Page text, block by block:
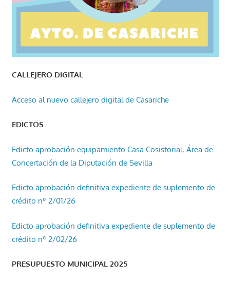
CALLEJERO DIGITAL
Acceso al nuevo callejero digital de Casariche
EDICTOS
Edicto aprobación equipamiento Casa Cosistorial, Área de
Concertación de la Diputación de Sevilla
Edicto aprobación definitiva expediente de suplemento de
crédito nº 2/01/26
Edicto aprobación definitiva expediente de suplemento de
crédito nº 2/02/26
PRESUPUESTO MUNICIPAL 2025